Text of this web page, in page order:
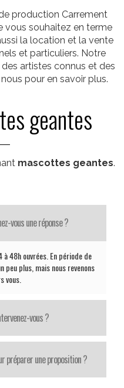
production Carrement
vous souhaitez en terme
la location et la vente
et particuliers. Notre
artistes connus et des
pour en savoir plus.
geantes
mascottes geantes.
vous une réponse ?
à 48h ouvrées. En période de
plus, mais nous revenons
vous.
vous ?
préparer une proposition ?